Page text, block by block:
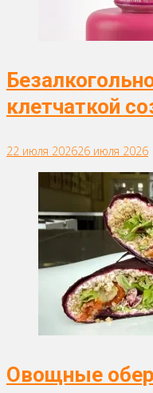
клетчаткой
22 июля 202626 июля 2026
Овощные